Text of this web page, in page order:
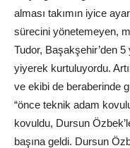
alması takımın iyice
sürecini yönetemeyen,
Tudor, Başakşehir’den 5
yiyerek kurtuluyordu.
ve ekibi de beraberinde
“önce teknik adam
kovuldu, Dursun
başına geldi. Dursun